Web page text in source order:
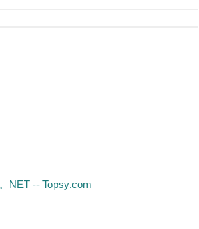
NET -- Topsy.com